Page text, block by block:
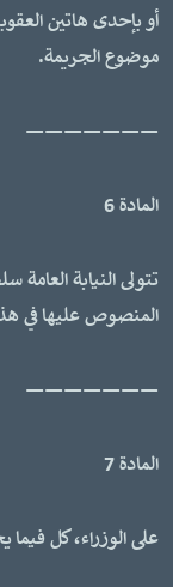
أو بإحدى هاتين
موضوع الجريمة.
———————
المادة 6
تتولى النيابة العامة
المنصوص عليها في
———————
المادة 7
على الوزراء، كل فيما